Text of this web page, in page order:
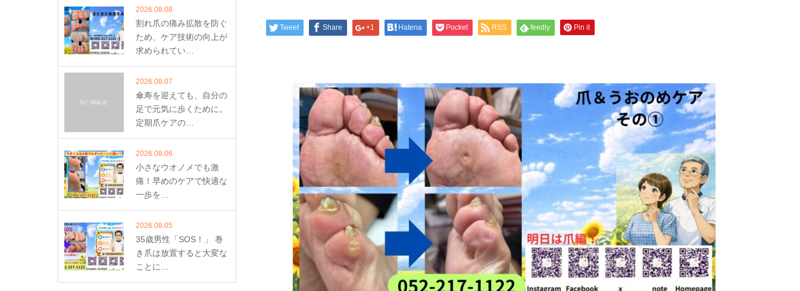
Tweet Share +1 Hatena Pocket RSS feedly Pin it
2026.08.08
割れ爪の痛み拡散を防ぐ
ため、ケア技術の向上が
求められてい…
2026.08.07
傘寿を迎えても、自分の
足で元気に歩くために。
定期爪ケアの…
2026.08.06
小さなウオノメでも激
痛！早めのケアで快適な
一歩を…
2026.08.05
35歳男性「SOS！」 巻
き爪は放置すると大変な
ことに…